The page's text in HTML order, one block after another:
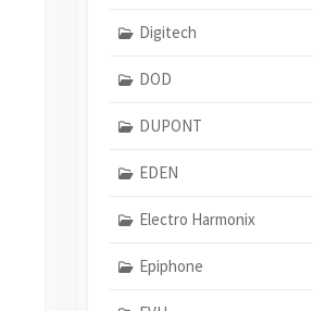
Digitech
DOD
DUPONT
EDEN
Electro Harmonix
Epiphone